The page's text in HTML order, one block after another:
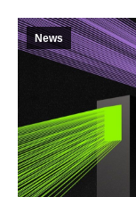
News